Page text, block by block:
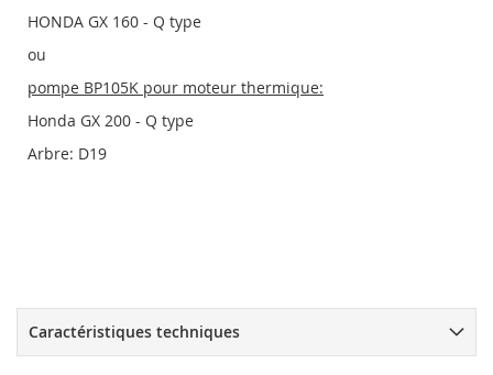
HONDA GX 160 - Q type
ou
pompe BP105K pour moteur thermique:
Honda GX 200 - Q type
Arbre: D19
Caractéristiques techniques